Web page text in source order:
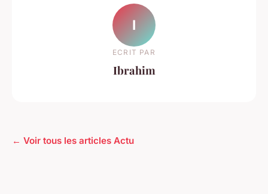
I
ECRIT PAR
Ibrahim
← Voir tous les articles Actu